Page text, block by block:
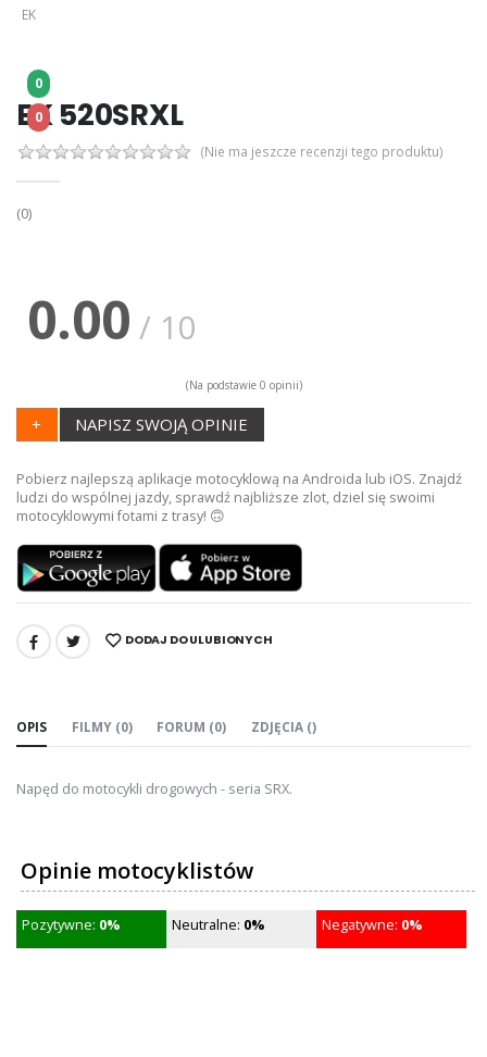
EK
0
0
EK 520SRXL
(Nie ma jeszcze recenzji tego produktu)
(0)
0.00 / 10
(Na podstawie 0 opinii)
+ NAPISZ SWOJĄ OPINIE
Pobierz najlepszą aplikacje motocyklową na Androida lub iOS. Znajdź
ludzi do wspólnej jazdy, sprawdź najbliższe zlot, dziel się swoimi
motocyklowymi fotami z trasy! 🙃
UDOSTĘPNIJ: DODAJ DO ULUBIONYCH
OPIS FILMY (0) FORUM (0) ZDJĘCIA ()
Napęd do motocykli drogowych - seria SRX.
Opinie motocyklistów
Pozytywne: 0% Neutralne: 0% Negatywne: 0%